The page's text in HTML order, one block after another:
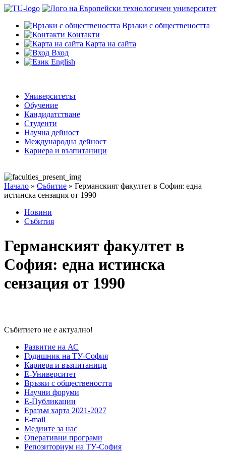
Връзки с обществеността
Контакти
Карта на сайта
Вход
English
Университетът
Обучение
Кандидатстване
Студенти
Научна дейност
Международна дейност
Кариера и възпитаници
Начало » Събитие » Германският факултет в София: една
истинска сензация от 1990
Новини
Събития
Германският факултет в
София: една истинска
сензация от 1990
Събитието не е актуално!
Развитие на АС
Годишник на ТУ-София
Кариера и възпитаници
Е-Университет
Връзки с обществеността
Научни форуми
Е-Публикации
Еразъм харта 2021-2027
E-mail
Медиите за нас
Оперативни програми
Репозиториум на ТУ-София